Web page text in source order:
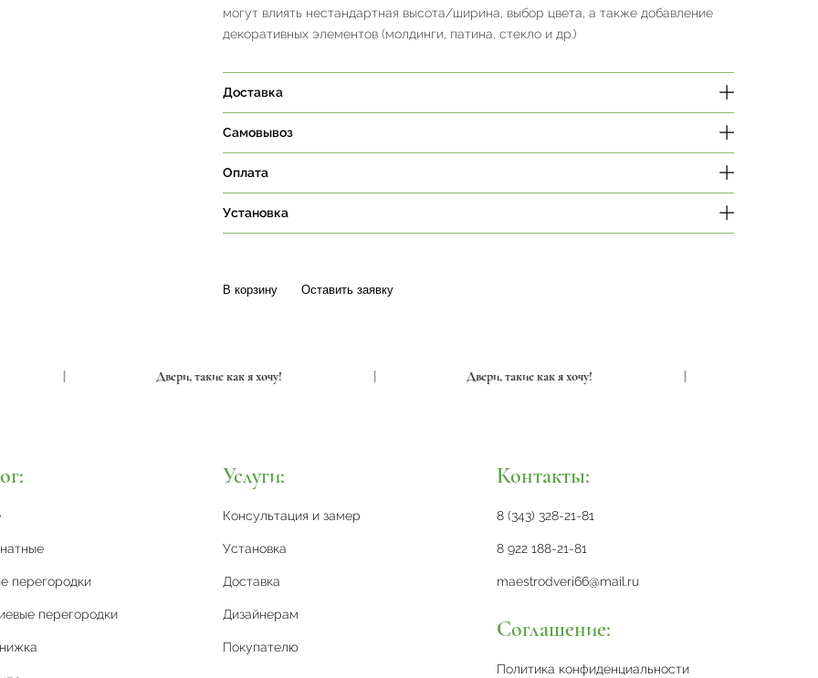
могут влиять нестандартная высота/ширина, выбор цвета, а также добавление
декоративных элементов (молдинги, патина, стекло и др.)
Доставка
Самовывоз
Оплата
Установка
В корзину Оставить заявку
Двери, такие как я хочу! Двери, такие как я хочу!
перегородки
перегородки
Услуги:
Консультация и замер
Установка
Доставка
Дизайнерам
Покупателю
Контакты:
8 (343) 328-21-81
8 922 188-21-81
maestrodveri66@mail.ru
Соглашение:
Политика конфиденциальности